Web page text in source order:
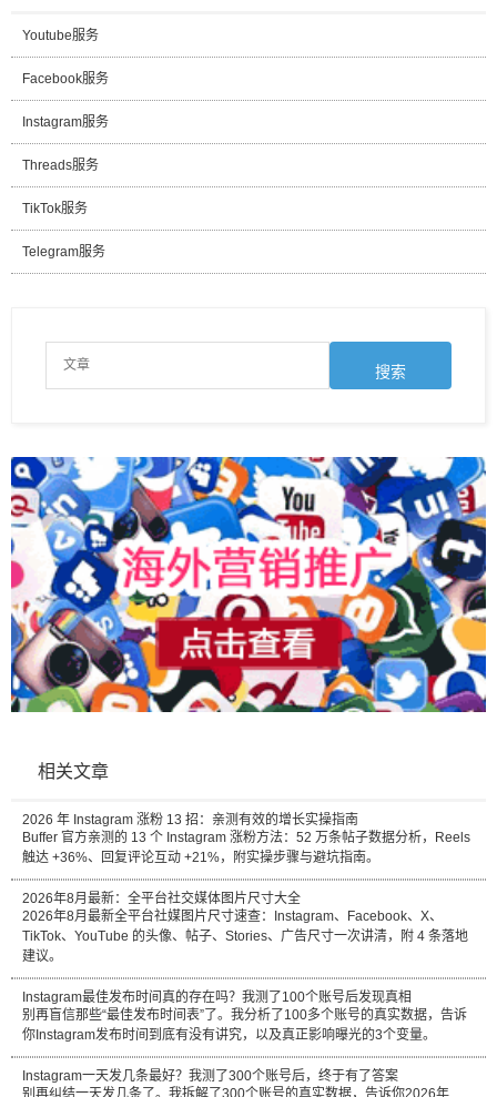
Youtube服务
Facebook服务
Instagram服务
Threads服务
TikTok服务
Telegram服务
相关文章
2026 年 Instagram 涨粉 13 招：亲测有效的增长实操指南
Buffer 官方亲测的 13 个 Instagram 涨粉方法：52 万条帖子数据分析，Reels
触达 +36%、回复评论互动 +21%，附实操步骤与避坑指南。
2026年8月最新：全平台社交媒体图片尺寸大全
2026年8月最新全平台社媒图片尺寸速查：Instagram、Facebook、X、
TikTok、YouTube 的头像、帖子、Stories、广告尺寸一次讲清，附 4 条落地
建议。
Instagram最佳发布时间真的存在吗？我测了100个账号后发现真相
别再盲信那些“最佳发布时间表”了。我分析了100多个账号的真实数据，告诉
你Instagram发布时间到底有没有讲究，以及真正影响曝光的3个变量。
Instagram一天发几条最好？我测了300个账号后，终于有了答案
别再纠结一天发几条了。我拆解了300个账号的真实数据，告诉你2026年